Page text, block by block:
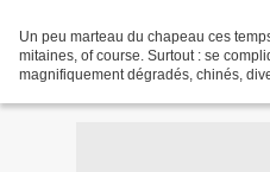
Un peu marteau du chapeau ces
mitaines, of course. Surtout : se
magnifiquement dégradés, chinés,